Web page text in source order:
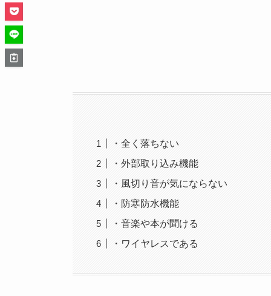
・全く落ちない
・外部取り込み機能
・風切り音が気にならない
・防寒防水機能
・音楽や本が聞ける
・ワイヤレスである